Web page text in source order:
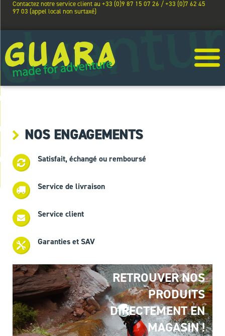
Contactez notre service client au +33 (0)9 87 15 07 26 / +33 (0)7 62 45
97 03 (appel local non surtaxé)
NOS ENGAGEMENTS
Satisfait, échangé ou remboursé
Service de livraison
Service client
Garanties et SAV
RETROUVER NOS
PRODUITS
DIRECTEMENT EN
MAGASIN !